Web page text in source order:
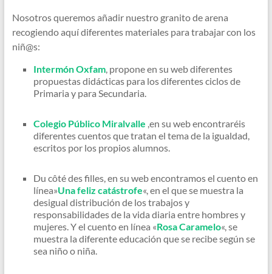
Nosotros queremos añadir nuestro granito de arena
recogiendo aquí diferentes materiales para trabajar con los
niñ@s:
Intermón Oxfam, propone en su web diferentes
propuestas didácticas para los diferentes ciclos de
Primaria y para Secundaria.
Colegio Público Miralvalle ,en su web encontraréis
diferentes cuentos que tratan el tema de la igualdad,
escritos por los propios alumnos.
Du côté des filles, en su web encontramos el cuento en
línea»Una feliz catástrofe«, en el que se muestra la
desigual distribución de los trabajos y
responsabilidades de la vida diaria entre hombres y
mujeres. Y el cuento en línea «Rosa Caramelo«, se
muestra la diferente educación que se recibe según se
sea niño o niña.